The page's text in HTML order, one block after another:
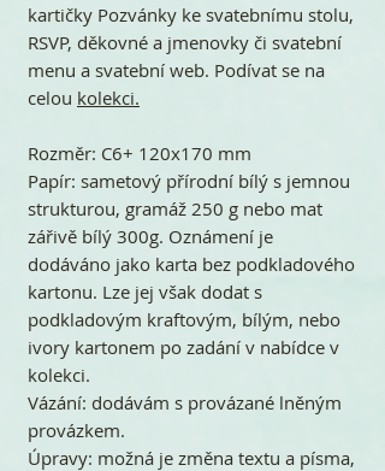
kartičky Pozvánky ke svatebnímu stolu,
RSVP, děkovné a jmenovky či svatební
menu a svatební web. Podívat se na
celou kolekci.
Rozměr: C6+ 120x170 mm
Papír: sametový přírodní bílý s jemnou
strukturou, gramáž 250 g nebo mat
zářivě bílý 300g. Oznámení je
dodáváno jako karta bez podkladového
kartonu. Lze jej však dodat s
podkladovým kraftovým, bílým, nebo
ivory kartonem po zadání v nabídce v
kolekci.
Vázání: dodávám s provázané lněným
provázkem.
Úpravy: možná je změna textu a písma,